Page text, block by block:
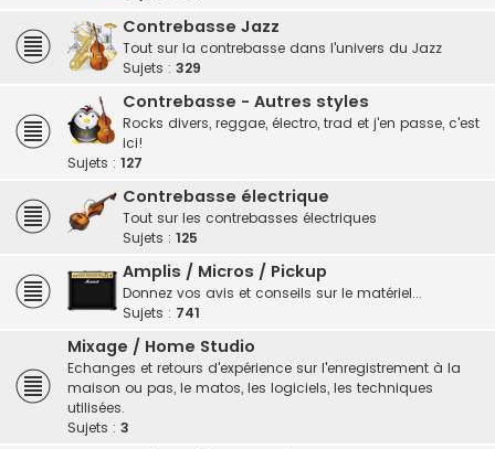
Contrebasse Jazz
Tout sur la contrebasse dans l'univers du Jazz
Sujets : 329
Contrebasse - Autres styles
Rocks divers, reggae, électro, trad et j'en passe, c'est
ici!
Sujets : 127
Contrebasse électrique
Tout sur les contrebasses électriques
Sujets : 125
Amplis / Micros / Pickup
Donnez vos avis et conseils sur le matériel...
Sujets : 741
Mixage / Home Studio
Echanges et retours d'expérience sur l'enregistrement à la
maison ou pas, le matos, les logiciels, les techniques
utilisées.
Sujets : 3